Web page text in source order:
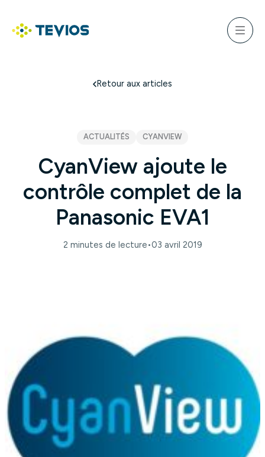
contenu
Menu
CyanView ajoute le
contrôle complet de la
Panasonic EVA1
Retour aux articles
ACTUALITÉS CYANVIEW
2 minutes de lecture•03 avril 2019